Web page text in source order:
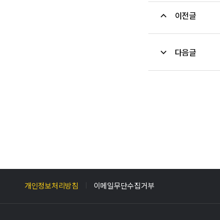
이전글
다음글
개인정보처리방침 이메일무단수집거부